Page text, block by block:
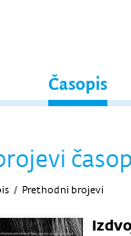
Časopis
/ Prethodni brojevi